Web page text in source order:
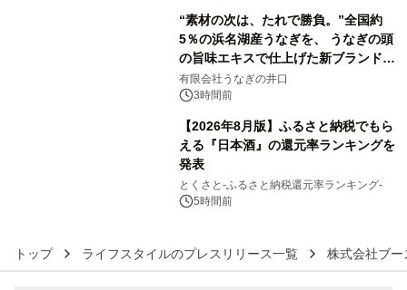
“素材の次は、たれで勝負。”全国約
5％の浜名湖産うなぎを、 うなぎの頭
の旨味エキスで仕上げた新ブランド
「井口の誉」誕生
有限会社うなぎの井口
3時間前
【2026年8月版】ふるさと納税でもら
える『日本酒』の還元率ランキングを
発表
とくさと-ふるさと納税還元率ランキング-
5時間前
トップ ライフスタイルのプレスリリース一覧 株式会社ブー